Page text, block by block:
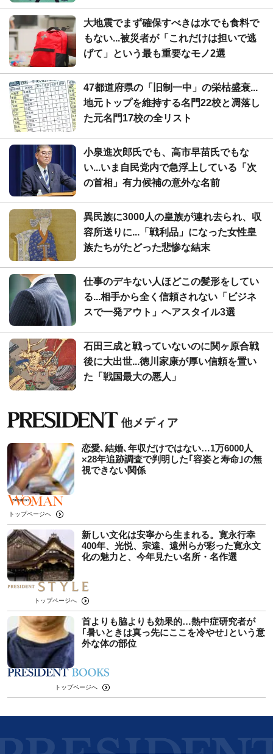
大地震でまず確保すべきは水でも食料で
もない...被災者が「これだけは担いで逃
げて」という最も重要なモノ2選
47都道府県の「旧制一中」の栄枯盛衰...
地元トップを維持する名門22校と凋落し
た元名門17校の全リスト
小泉進次郎氏でも、高市早苗氏でもな
い...いま自民党内で急浮上している「次
の首相」有力候補の意外な名前
異民族に3000人の皇族が連れ去られ、収
容所送りに...「戦利品」になった女性皇
族たちがたどった悲惨な結末
仕事のデキない人ほどこの髪形をしてい
る...相手から全く信頼されない「ビジネ
スで一発アウト」ヘアスタイル3選
石田三成と戦っていないのに関ヶ原合戦
後に大出世...徳川家康が厚い信頼を置い
た「戦国最大の悪人」
恋愛､結婚､年収だけではない…1万6000人
×28年追跡調査で判明した｢容姿と寿命｣の無
視できない関係
トップページへ
新しい文化は安寧から生まれる。寛永行幸
400年、光悦、宗達、遠州らが彩った寛永文
化の魅力と、今年見たい名所・名作選
トップページへ
首よりも脇よりも効果的…熱中症研究者が
｢暑いときは真っ先にここを冷やせ｣という意
外な体の部位
トップページへ